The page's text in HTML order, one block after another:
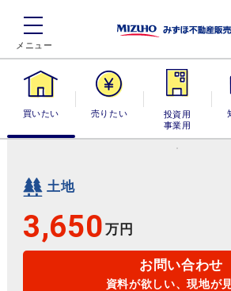
買いたい 売りたい
投資用・事業
用
土地
3,650 万円
お問い合わせ
資料が欲しい、現地が